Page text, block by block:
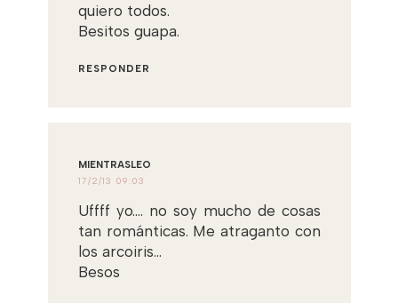
quiero todos.
Besitos guapa.
RESPONDER
MIENTRASLEO
17/2/13 09:03
Uffff yo.... no soy mucho de cosas
tan románticas. Me atraganto con
los arcoiris...
Besos